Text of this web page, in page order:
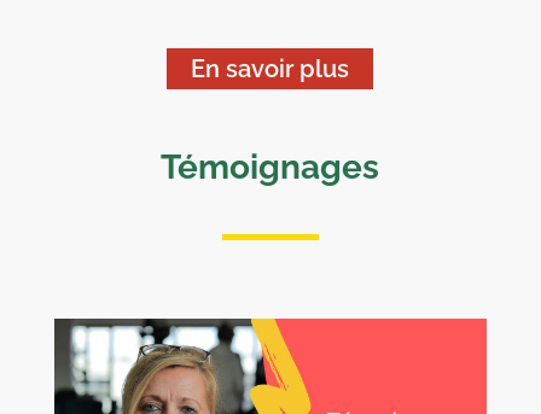
En savoir plus
Témoignages